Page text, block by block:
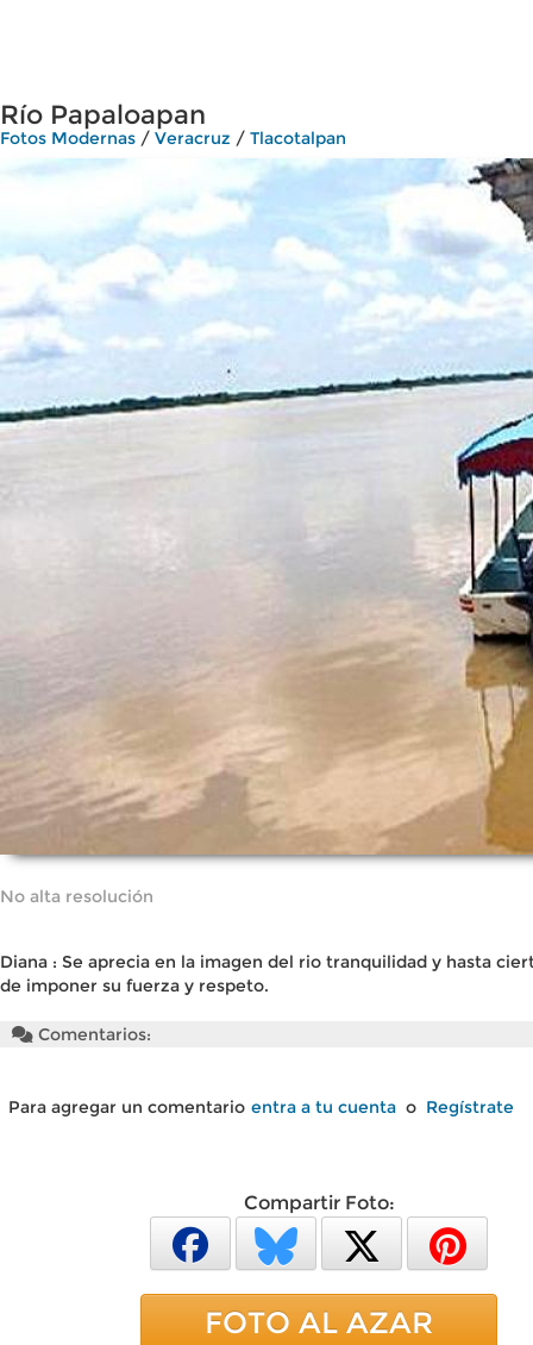
Río Papaloapan
Fotos Modernas / Veracruz / Tlacotalpan
No alta resolución
Diana : Se aprecia en la imagen del rio tranquilidad y hasta
de imponer su fuerza y respeto.
Comentarios:
Para agregar un comentario entra a tu cuenta o Regístrate
Compartir Foto:
FOTO AL AZAR